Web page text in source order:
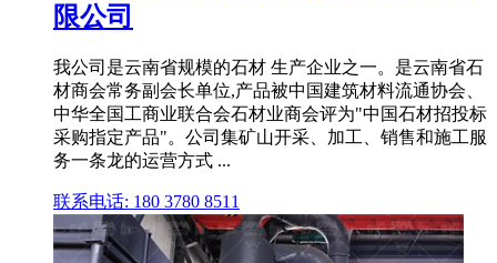
限公司
我公司是云南省规模的石材 生产企业之一。是云南省石
材商会常务副会长单位,产品被中国建筑材料流通协会、
中华全国工商业联合会石材业商会评为"中国石材招投标
采购指定产品"。公司集矿山开采、加工、销售和施工服
务一条龙的运营方式 ...
联系电话: 180 3780 8511